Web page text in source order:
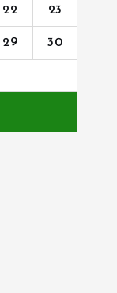
22 23
29 30